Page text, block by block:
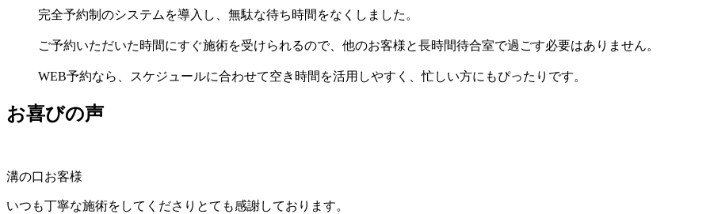
完全予約制のシステムを導入し、無駄な待ち時間をなくしました。
ご予約いただいた時間にすぐ施術を受けられるので、他のお客様と長時間待合室で過ごす必要はありません。
WEB予約なら、スケジュールに合わせて空き時間を活用しやすく、忙しい方にもぴったりです。
お喜びの声
溝の口お客様
いつも丁寧な施術をしてくださりとても感謝しております。